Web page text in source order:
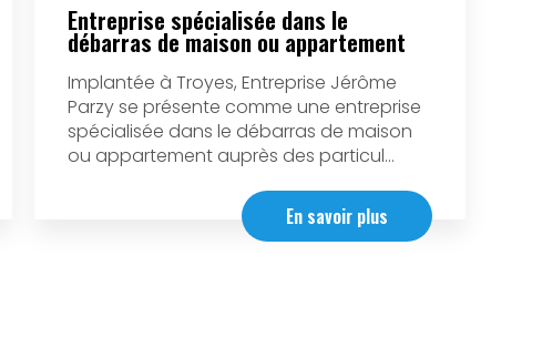
Entreprise spécialisée dans le
débarras de maison ou appartement
Implantée à Troyes, Entreprise Jérôme
Parzy se présente comme une entreprise
spécialisée dans le débarras de maison
ou appartement auprès des particul...
En savoir plus